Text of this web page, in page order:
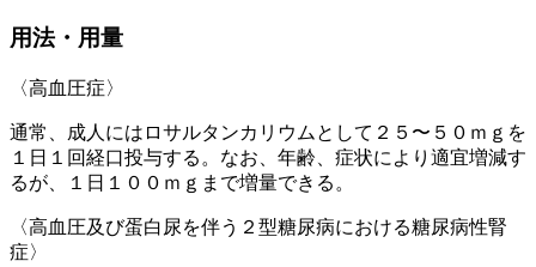
用法・用量
〈高血圧症〉
通常、成人にはロサルタンカリウムとして２５〜５０ｍｇを
１日１回経口投与する。なお、年齢、症状により適宜増減す
るが、１日１００ｍｇまで増量できる。
〈高血圧及び蛋白尿を伴う２型糖尿病における糖尿病性腎
症〉